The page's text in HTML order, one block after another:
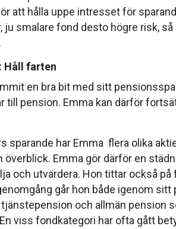
att hålla uppe intresset för
ju smalare fond desto högre risk,
Håll farten
en bra bit med sitt
till pension. Emma kan därför
sparande har Emma flera olika
överblick. Emma gör därför en
och utvärdera. Hon tittar också
går hon både igenom
och allmän pension
viss fondkategori har ofta gått